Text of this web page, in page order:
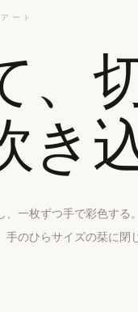
ート
、
き
一枚ずつ手で彩色する
のひらサイズの栞に閉